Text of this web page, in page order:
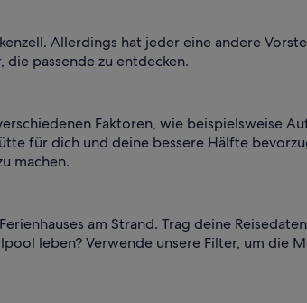
Allerdings hat jeder eine andere
passende zu entdecken.
Faktoren, wie beispielsweise
für dich und deine bessere Hälfte
machen.
am Strand. Trag deine
leben? Verwende unsere Filter, um die